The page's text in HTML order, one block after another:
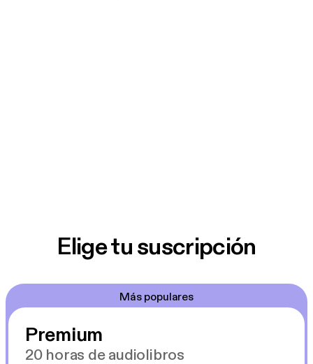
Elige tu suscripción
Más populares
Premium
20 horas de audiolibros